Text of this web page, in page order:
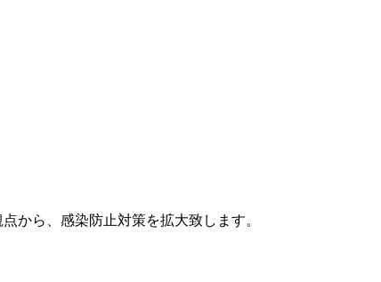
から、感染防止対策を拡大致します。